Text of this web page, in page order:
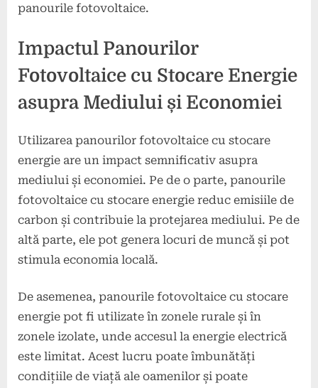
panourile fotovoltaice.
Impactul Panourilor
Fotovoltaice cu Stocare Energie
asupra Mediului și Economiei
Utilizarea panourilor fotovoltaice cu stocare
energie are un impact semnificativ asupra
mediului și economiei. Pe de o parte, panourile
fotovoltaice cu stocare energie reduc emisiile de
carbon și contribuie la protejarea mediului. Pe de
altă parte, ele pot genera locuri de muncă și pot
stimula economia locală.
De asemenea, panourile fotovoltaice cu stocare
energie pot fi utilizate în zonele rurale și în
zonele izolate, unde accesul la energie electrică
este limitat. Acest lucru poate îmbunătăți
condițiile de viață ale oamenilor și poate